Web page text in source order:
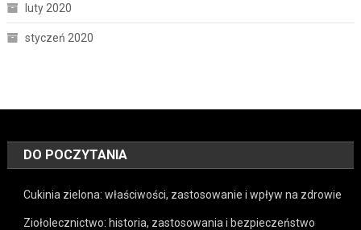
luty 2020
styczeń 2020
DO POCZYTANIA
Cukinia zielona: właściwości, zastosowanie i wpływ na zdrowie
Ziołolecznictwo: historia, zastosowania i bezpieczeństwo